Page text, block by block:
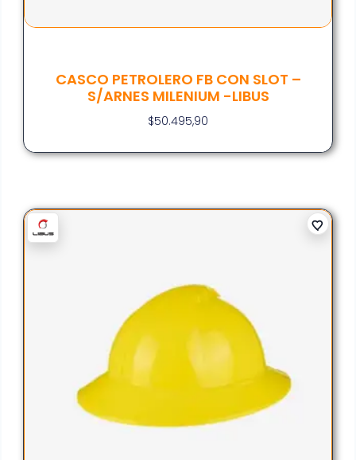
CASCO PETROLERO FB CON SLOT –
S/ARNES MILENIUM -LIBUS
$50.495,90